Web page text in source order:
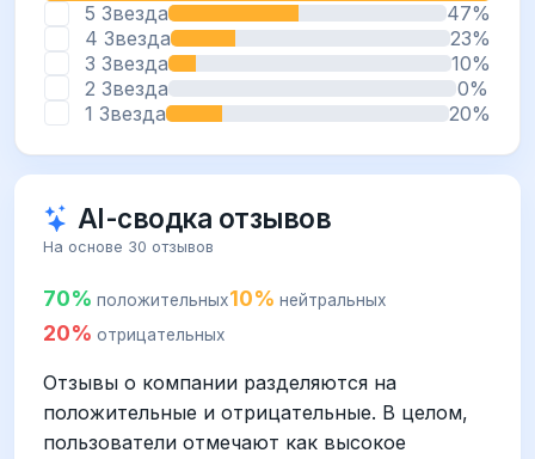
5 Звезда
47%
4 Звезда
23%
3 Звезда
10%
2 Звезда
0%
1 Звезда
20%
AI-сводка отзывов
На основе 30 отзывов
70% положительных10% нейтральных
20% отрицательных
Отзывы о компании разделяются на
положительные и отрицательные. В целом,
пользователи отмечают как высокое